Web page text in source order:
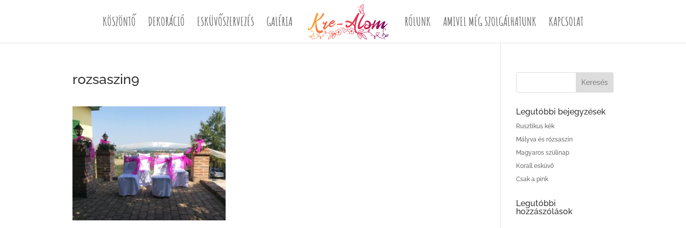
KÖSZÖNTŐ DEKORÁCIÓ ESKÜVŐSZERVEZÉS GALÉRIA RÓLUNK AMIVEL MÉG SZOLGÁLHATUNK KAPCSOLAT
rozsaszin9
Legutóbbi bejegyzések
Rusztikus kék
Mályva és rózsaszín
Magyaros szülinap
Korall esküvő
Csak a pink
Legutóbbi
hozzászólások